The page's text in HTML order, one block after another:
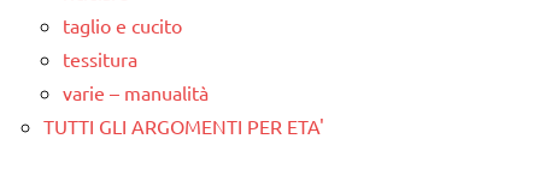
taglio e cucito
tessitura
varie – manualità
TUTTI GLI ARGOMENTI PER ETA'